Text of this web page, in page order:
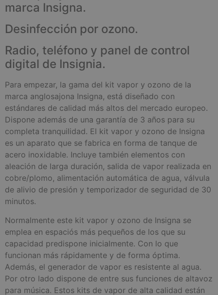
marca Insigna.
Desinfección por ozono.
Radio, teléfono y panel de control
digital de Insignia.
Para empezar, la gama del kit vapor y ozono de la
marca anglosajona Insigna, está diseñado con
estándares de calidad más altos del mercado europeo.
Dispone además de una garantía de 3 años para su
completa tranquilidad. El kit vapor y ozono de Insigna
es un aparato que se fabrica en forma de tanque de
acero inoxidable. Incluye también elementos con
aleación de larga duración, salida de vapor realizada en
cobre/plomo, alimentación automática de agua, válvula
de alivio de presión y temporizador de seguridad de 30
minutos.
Normalmente este kit vapor y ozono de Insigna se
emplea en espaciós más pequeños de los que su
capacidad predispone inicialmente. Con lo que
funcionan más rápidamente y de forma óptima.
Además, el generador de vapor es resistente al agua.
Por otro lado dispone de entre sus funciones de altavoz
para música. Estos kits de vapor de alta calidad están